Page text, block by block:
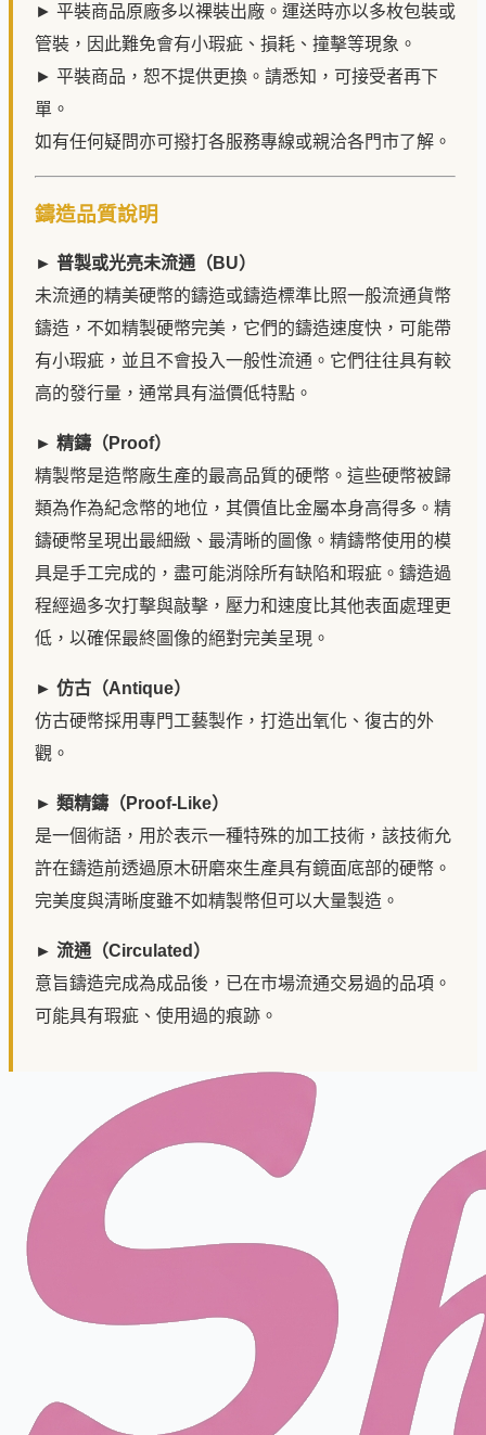
► 平裝商品原廠多以裸裝出廠。運送時亦以多枚包裝或
管裝，因此難免會有小瑕疵、損耗、撞擊等現象。
► 平裝商品，恕不提供更換。請悉知，可接受者再下
單。
如有任何疑問亦可撥打各服務專線或親洽各門市了解。
鑄造品質說明
► 普製或光亮未流通（BU）
未流通的精美硬幣的鑄造或鑄造標準比照一般流通貨幣
鑄造，不如精製硬幣完美，它們的鑄造速度快，可能帶
有小瑕疵，並且不會投入一般性流通。它們往往具有較
高的發行量，通常具有溢價低特點。
► 精鑄（Proof）
精製幣是造幣廠生產的最高品質的硬幣。這些硬幣被歸
類為作為紀念幣的地位，其價值比金屬本身高得多。精
鑄硬幣呈現出最細緻、最清晰的圖像。精鑄幣使用的模
具是手工完成的，盡可能消除所有缺陷和瑕疵。鑄造過
程經過多次打擊與敲擊，壓力和速度比其他表面處理更
低，以確保最終圖像的絕對完美呈現。
► 仿古（Antique）
仿古硬幣採用專門工藝製作，打造出氧化、復古的外
觀。
► 類精鑄（Proof-Like）
是一個術語，用於表示一種特殊的加工技術，該技術允
許在鑄造前透過原木研磨來生產具有鏡面底部的硬幣。
完美度與清晰度雖不如精製幣但可以大量製造。
► 流通（Circulated）
意旨鑄造完成為成品後，已在市場流通交易過的品項。
可能具有瑕疵、使用過的痕跡。